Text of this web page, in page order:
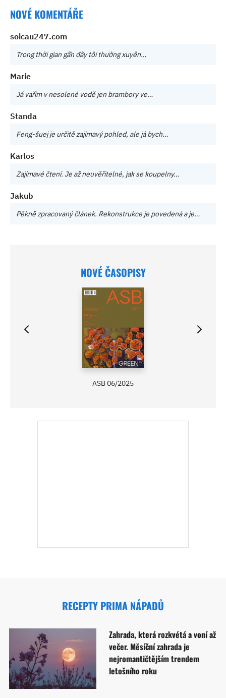
NOVÉ KOMENTÁŘE
soicau247.com
Trong thời gian gần đây tôi thường xuyên…
Marie
Já vařím v nesolené vodě jen brambory ve…
Standa
Feng-šuej je určitě zajímavý pohled, ale já bych…
Karlos
Zajímavé čtení. Je až neuvěřitelné, jak se koupelny…
Jakub
Pěkně zpracovaný článek. Rekonstrukce je povedená a je…
NOVÉ ČASOPISY
ASB 06/2025
RECEPTY PRIMA NÁPADŮ
Zahrada, která rozkvétá a voní až
večer. Měsíční zahrada je
nejromantičtějším trendem
letošního roku